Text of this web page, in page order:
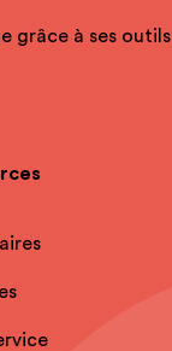
à ses